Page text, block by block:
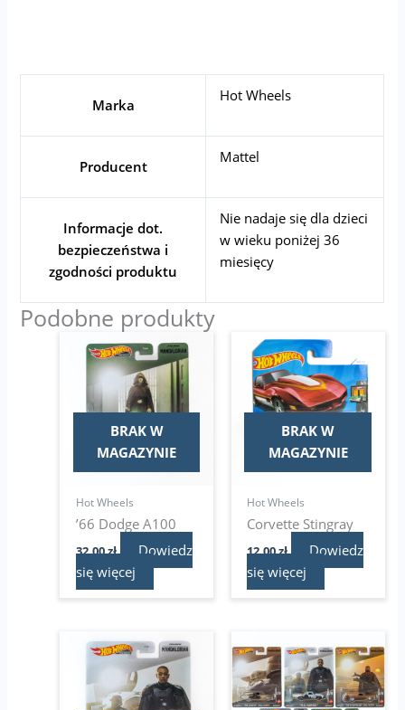
Marka
Hot Wheels
Producent
Mattel
Informacje dot.
bezpieczeństwa i
zgodności produktu
Nie nadaje się dla dzieci
w wieku poniżej 36
miesięcy
Podobne produkty
BRAK W
MAGAZYNIE
Hot Wheels
’66 Dodge A100
32,00zł
Dowiedz
się więcej
BRAK W
MAGAZYNIE
Hot Wheels
Corvette Stingray
12,00zł
Dowiedz
się więcej